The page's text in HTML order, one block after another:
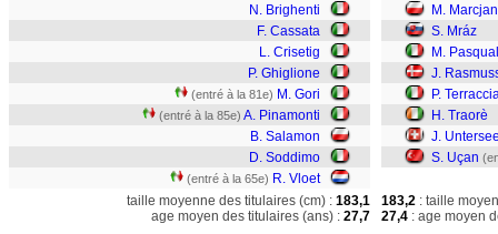
N. Brighenti
F. Cassata
L. Crisetig
P. Ghiglione
(entré à la 81e) M. Gori
(entré à la 85e) A. Pinamonti
B. Salamon
D. Soddimo
(entré à la 65e) R. Vloet
M.
S. Mráz
M. Pasqual
J.
P.
H. Traorè
J.
S. Uçan
taille moyenne des titulaires (cm) : 183,1
age moyen des titulaires (ans) : 27,7
183,2 : taille
27,4 : age moyen